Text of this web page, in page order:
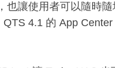
也讓使用者可以隨時隨
4.1 的 App Center